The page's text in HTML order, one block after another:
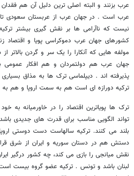
عرب بزنند و البته اصلی ترین دلیل آن هم
عرب است . در جهان عرب از عربستان سعودی
نیست که ناآرامی ها بر نقش گیری بیشتر
کشورهای جهان عرب دموکراسی پویا و اقتصاد
مولفه هایی که آنکارا را یک سر و گردن بالاتر
جهان عرب هم دولتمردان و هم افکار عمومی
پذیرفته اند . دیپلماسی ترک ها به مذاق
ترکیه دورازه ای است هم به سمت اروپا و هم به
ترک ها پویاترین اقتصاد را در خاورمیانه به
تواند الگویی مناسب برای قدرت های جدیدی
بلند می کنند. ترکیه سالهاست دست دوستی
دستش هم در دستان سوریه و ایران از شرق
نقش میانجی را بازی می کند، چه کشور درگیر
لبنان باشد و تونس . ترکیه عضو گروه بیست